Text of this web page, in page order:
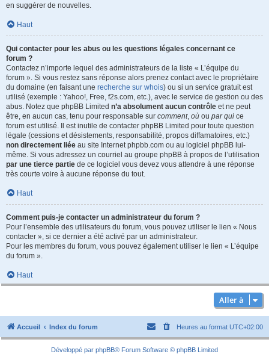
en suggérer de nouvelles.
Haut
Qui contacter pour les abus ou les questions légales concernant ce
forum ?
Contactez n’importe lequel des administrateurs de la liste « L’équipe du
forum ». Si vous restez sans réponse alors prenez contact avec le propriétaire
du domaine (en faisant une recherche sur whois) ou si un service gratuit est
utilisé (exemple : Yahoo!, Free, f2s.com, etc.), avec le service de gestion ou des
abus. Notez que phpBB Limited n’a absolument aucun contrôle et ne peut
être, en aucun cas, tenu pour responsable sur comment, où ou par qui ce
forum est utilisé. Il est inutile de contacter phpBB Limited pour toute question
légale (cessions et désistements, responsabilité, propos diffamatoires, etc.)
non directement liée au site Internet phpbb.com ou au logiciel phpBB lui-
même. Si vous adressez un courriel au groupe phpBB à propos de l’utilisation
par une tierce partie de ce logiciel vous devez vous attendre à une réponse
très courte voire à aucune réponse du tout.
Haut
Comment puis-je contacter un administrateur du forum ?
Pour l’ensemble des utilisateurs du forum, vous pouvez utiliser le lien « Nous
contacter », si ce dernier a été activé par un administrateur.
Pour les membres du forum, vous pouvez également utiliser le lien « L’équipe
du forum ».
Haut
Aller à
Accueil Index du forum Heures au format UTC+02:00
Développé par phpBB® Forum Software © phpBB Limited